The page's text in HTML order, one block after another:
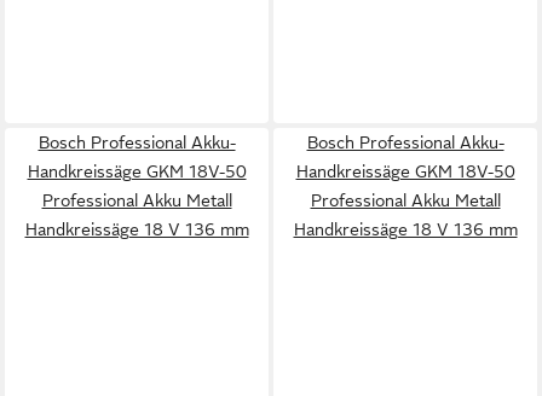
Bosch Professional Akku-
Handkreissäge GKM 18V-50
Professional Akku Metall
Handkreissäge 18 V 136 mm
Bosch Professional Akku-
Handkreissäge GKM 18V-50
Professional Akku Metall
Handkreissäge 18 V 136 mm